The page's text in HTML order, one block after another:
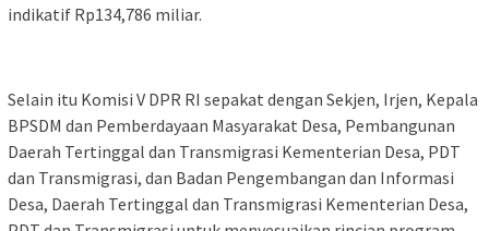
indikatif Rp134,786 miliar.
Selain itu Komisi V DPR RI sepakat dengan Sekjen, Irjen, Kepala
BPSDM dan Pemberdayaan Masyarakat Desa, Pembangunan
Daerah Tertinggal dan Transmigrasi Kementerian Desa, PDT
dan Transmigrasi, dan Badan Pengembangan dan Informasi
Desa, Daerah Tertinggal dan Transmigrasi Kementerian Desa,